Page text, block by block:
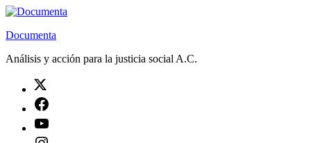
Saltar
contenido
Documenta
Análisis y acción para la justicia social A.C.